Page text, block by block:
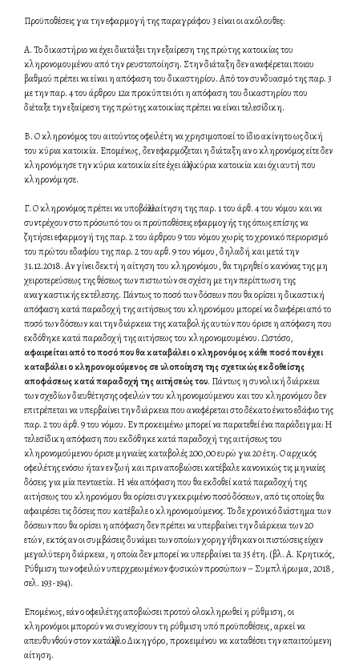
Προϋποθέσεις για την εφαρμογή της παραγράφου 3 είναι οι ακόλουθες:
Α. Το δικαστήριο να έχει διατάξει την εξαίρεση της πρώτης κατοικίας του
κληρονομουμένου από την ρευστοποίηση. Στην διάταξη δεν αναφέρεται ποιου
βαθμού πρέπει να είναι η απόφαση του δικαστηρίου. Από τον συνδυασμό της παρ. 3
με την παρ. 4 του άρθρου 12α προκύπτει ότι η απόφαση του δικαστηρίου που
διέταξε την εξαίρεση της πρώτης κατοικίας πρέπει να είναι τελεσίδικη.
Β. Ο κληρονόμος του αιτούντος οφειλέτη να χρησιμοποιεί το ίδιο ακίνητο ως δική
του κύρια κατοικία. Επομένως, δεν εφαρμόζεται η διάταξη αν ο κληρονόμος είτε δεν
κληρονόμησε την κύρια κατοικία είτε έχει άλλη κύρια κατοικία και όχι αυτή που
κληρονόμησε.
Γ. Ο κληρονόμος πρέπει να υποβάλλει αίτηση της παρ. 1 του άρθ. 4 του νόμου και να
συντρέχουν στο πρόσωπό του οι προϋποθέσεις εφαρμογής της όπως επίσης να
ζητήσει εφαρμογή της παρ. 2 του άρθρου 9 του νόμου χωρίς το χρονικό περιορισμό
του πρώτου εδαφίου της παρ. 2 του αρθ. 9 του νόμου, δηλαδή και μετά την
31.12.2018. Αν γίνει δεκτή η αίτηση του κληρονόμου, θα τηρηθεί ο κανόνας της μη
χειροτερεύσεως της θέσεως των πιστωτών σε σχέση με την περίπτωση της
αναγκαστικής εκτέλεσης. Πάντως το ποσό των δόσεων που θα ορίσει η δικαστική
απόφαση κατά παραδοχή της αιτήσεως του κληρονόμου μπορεί να διαφέρει από το
ποσό των δόσεων και την διάρκεια της καταβολής αυτών που όρισε η απόφαση που
εκδόθηκε κατά παραδοχή της αιτήσεως του κληρονομουμένου. Ωστόσο,
αφαιρείται από το ποσό που θα καταβάλει ο κληρονόμος κάθε ποσό που έχει
καταβάλει ο κληρονομούμενος σε υλοποίηση της σχετικώς εκδοθείσης
αποφάσεως κατά παραδοχή της αιτήσεώς του. Πάντως η συνολική διάρκεια
των σχεδίων διευθέτησης οφειλών του κληρονομούμενου και του κληρονόμου δεν
επιτρέπεται να υπερβαίνει την διάρκεια που αναφέρεται στο δέκατο ένατο εδάφιο της
παρ. 2 του άρθ. 9 του νόμου. Εν προκειμένω μπορεί να παρατεθεί ένα παράδειγμα: Η
τελεσίδικη απόφαση που εκδόθηκε κατά παραδοχή της αιτήσεως του
κληρονομούμενου όρισε μηνιαίες καταβολές 200,00 ευρώ για 20 έτη. Ο αρχικός
οφειλέτης ενόσω ήταν εν ζωή και πριν αποβιώσει κατέβαλε κανονικώς τις μηνιαίες
δόσεις για μία πενταετία. Η νέα απόφαση που θα εκδοθεί κατά παραδοχή της
αιτήσεως του κληρονόμου θα ορίσει συγκεκριμένο ποσό δόσεων, από τις οποίες θα
αφαιρέσει τις δόσεις που κατέβαλε ο κληρονομούμενος. Το δε χρονικό διάστημα των
δόσεων που θα ορίσει η απόφαση δεν πρέπει να υπερβαίνει την διάρκεια των 20
ετών, εκτός αν οι συμβάσεις δυνάμει των οποίων χορηγήθηκαν οι πιστώσεις είχαν
μεγαλύτερη διάρκεια, η οποία δεν μπορεί να υπερβαίνει τα 35 έτη. (βλ. Α. Κρητικός,
Ρύθμιση των οφειλών υπερχρεωμένων φυσικών προσώπων – Συμπλήρωμα, 2018,
σελ. 193-194).
Επομένως, εάν ο οφειλέτης αποβιώσει προτού ολοκληρωθεί η ρύθμιση, οι
κληρονόμοι μπορούν να συνεχίσουν τη ρύθμιση υπό προϋποθέσεις, αρκεί να
απευθυνθούν στον κατάλληλο Δικηγόρο, προκειμένου να καταθέσει την απαιτούμενη
αίτηση.